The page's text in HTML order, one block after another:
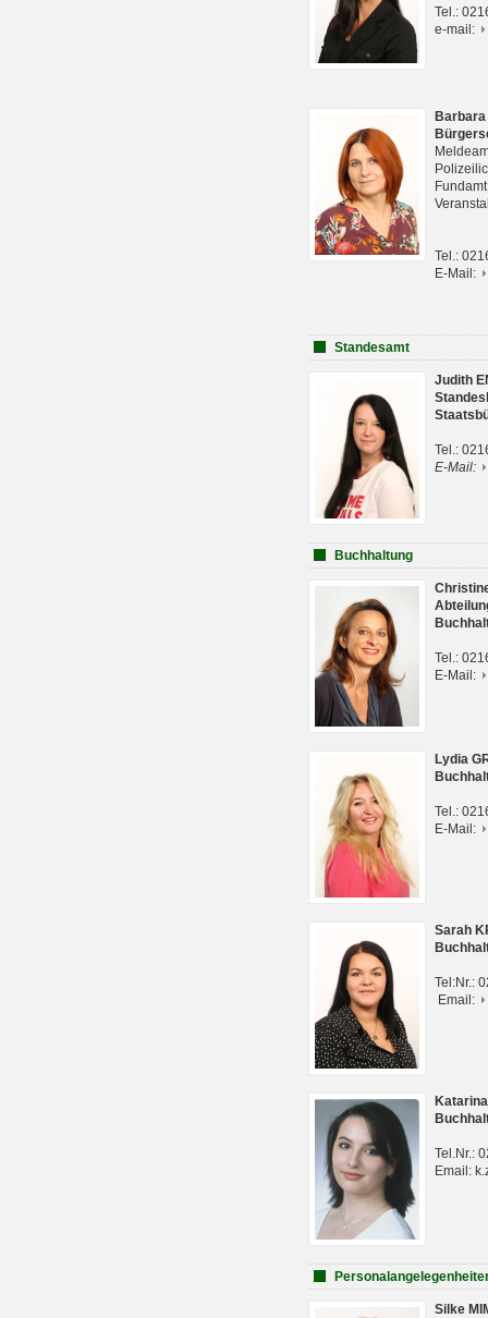
Tel.:
e-mail:
Tel.:
E-Mail:
Standesamt
Judith
Tel.:
E-Mail:
Buchhaltung
Tel.:
E-Mail:
Lydia
Tel.:
E-Mail:
Sarah
Tel:Nr.:
Email:
Tel.Nr.:
Email:
Silke